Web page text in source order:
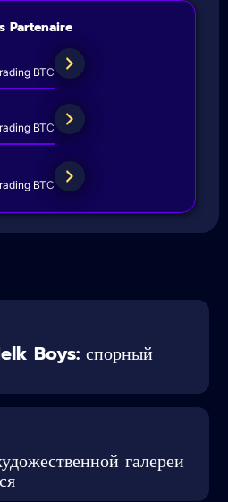
Partenaire
BTC
BTC
BTC
Boys: спорный
галереи